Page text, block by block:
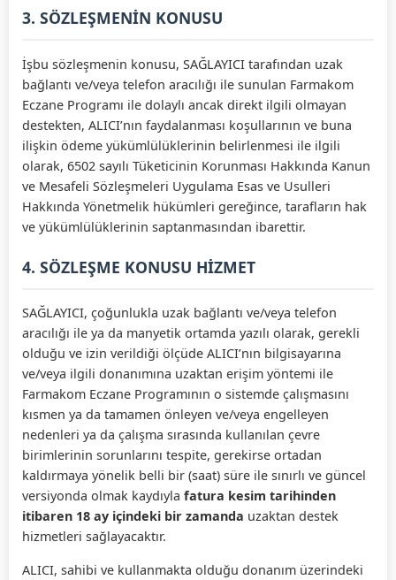
3. SÖZLEŞMENİN KONUSU
İşbu sözleşmenin konusu, SAĞLAYICI tarafından uzak
bağlantı ve/veya telefon aracılığı ile sunulan Farmakom
Eczane Programı ile dolaylı ancak direkt ilgili olmayan
destekten, ALICI’nın faydalanması koşullarının ve buna
ilişkin ödeme yükümlülüklerinin belirlenmesi ile ilgili
olarak, 6502 sayılı Tüketicinin Korunması Hakkında Kanun
ve Mesafeli Sözleşmeleri Uygulama Esas ve Usulleri
Hakkında Yönetmelik hükümleri gereğince, tarafların hak
ve yükümlülüklerinin saptanmasından ibarettir.
4. SÖZLEŞME KONUSU HİZMET
SAĞLAYICI, çoğunlukla uzak bağlantı ve/veya telefon
aracılığı ile ya da manyetik ortamda yazılı olarak, gerekli
olduğu ve izin verildiği ölçüde ALICI’nın bilgisayarına
ve/veya ilgili donanımına uzaktan erişim yöntemi ile
Farmakom Eczane Programının o sistemde çalışmasını
kısmen ya da tamamen önleyen ve/veya engelleyen
nedenleri ya da çalışma sırasında kullanılan çevre
birimlerinin sorunlarını tespite, gerekirse ortadan
kaldırmaya yönelik belli bir (saat) süre ile sınırlı ve güncel
versiyonda olmak kaydıyla fatura kesim tarihinden
itibaren 18 ay içindeki bir zamanda uzaktan destek
hizmetleri sağlayacaktır.
ALICI, sahibi ve kullanmakta olduğu donanım üzerindeki